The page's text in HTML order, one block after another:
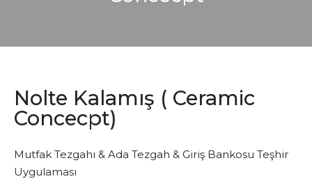
Nolte Kalamış ( Ceramic
Concecpt)
Mutfak Tezgahı & Ada Tezgah & Giriş Bankosu Teşhir
Uygulaması